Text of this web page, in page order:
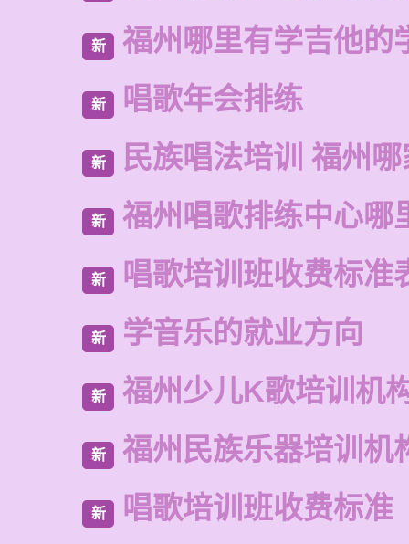
新 福州哪里有学吉他的
新 唱歌年会排练
新 民族唱法培训 福州
新 福州唱歌排练中心哪
新 唱歌培训班收费标准
新 学音乐的就业方向
新 福州少儿K歌培训机
新 福州民族乐器培训机
新 唱歌培训班收费标准